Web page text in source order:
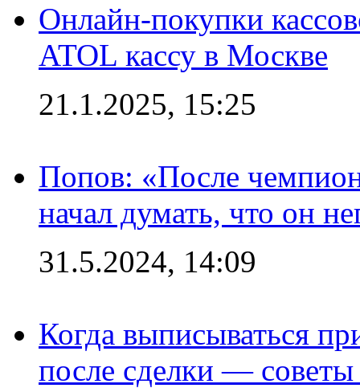
Онлайн-покупки
ATOL кассу в Москве
21.1.2025, 15:25
Попов: «После
начал думать, что он
31.5.2024, 14:09
Когда выписываться
после сделки —